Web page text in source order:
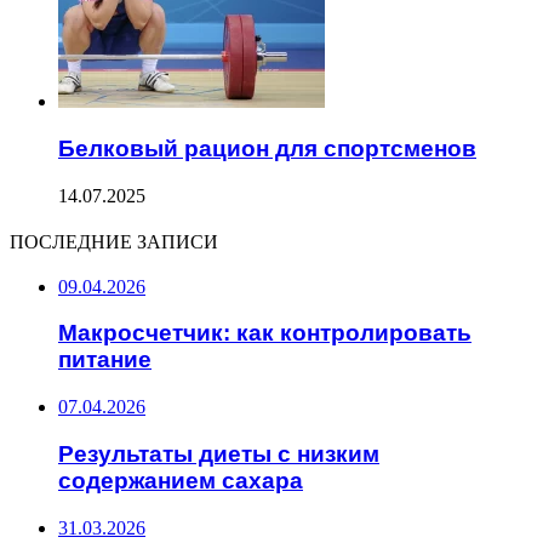
Белковый рацион для спортсменов
14.07.2025
ПОСЛЕДНИЕ ЗАПИСИ
09.04.2026
Макросчетчик: как контролировать
питание
07.04.2026
Результаты диеты с низким
содержанием сахара
31.03.2026